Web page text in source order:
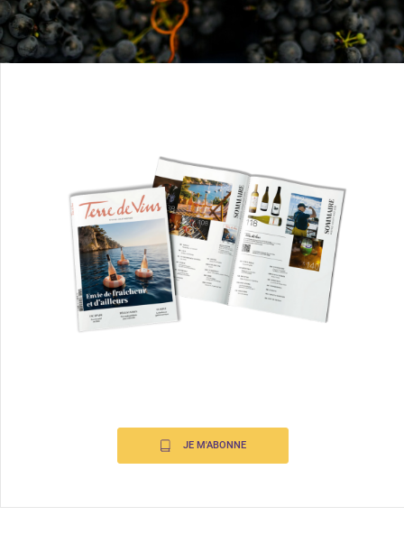
JE M'ABONNE